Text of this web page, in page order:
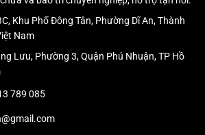
Khu Phố Đông Tân, Phường Dĩ An, Thành
Nam
Lưu, Phường 3, Quận Phú Nhuận, TP Hồ
789 085